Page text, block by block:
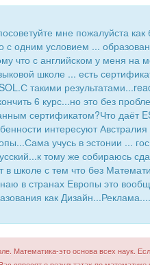
мне пожалуйста
с одним условием ...
что с английском у меня на
школе ... есть
такими
6 курс...но это без
сертификатом?Что даёт
интересуют
учусь в эстонии ...
тому же собираюсь
школе с тем что без
в странах Европы это
как
Математика-это основа всех наук.